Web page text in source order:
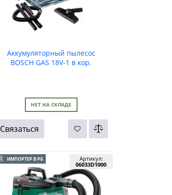
Аккумуляторный пылесос
BOSCH GAS 18V-1 в кор.
НЕТ НА СКЛАДЕ
Связаться
ИМПОРТЕР В РБ
Артикул:
06033D1000